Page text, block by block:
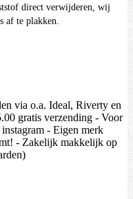
direct verwijderen, wij
af te plakken.
via o.a. Ideal, Riverty en
gratis verzending - Voor
- Eigen merk
- Zakelijk makkelijk op